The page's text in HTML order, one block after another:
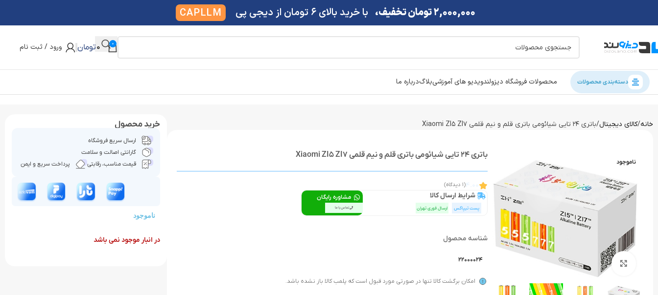
0
0تومان ورود / ثبت نام
دسته‌بندی محصولات محصولات فروشگاه دیزولندویدیو های آموزشیبلاگدرباره ما
خانه کالای دیجیتال باتری 24 تایی شیائومی باتری قلم و نیم قلمی Xiaomi ZI5 ZI7
ناموجود
بزرگنمایی تصویر
باتری 24 تایی شیائومی باتری قلم و نیم قلمی Xiaomi ZI5 ZI7
(1 دیدگاه)
شرایط ارسال کالا
پست تیپاکس ارسال فوری تهران
مشاوره رایگان
تماس با ما
شناسه محصول
22000024
امکان برگشت کالا تنها در صورتی مورد قبول است که پلمب کالا باز نشده باشد.
خرید محصول
ارسال سریع فروشگاه
گارانتی اصالت و سلامت
قیمت مناسب، رقابتی
پرداخت سریع و ایمن
ناموجود
در انبار موجود نمی باشد
2,000,000 تومان تخفیف، با خرید بالای 6 تومان از دیجی پی CAPLLM